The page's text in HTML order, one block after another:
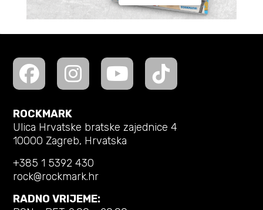
ROCKMARK
Ulica Hrvatske bratske zajednice 4
10000 Zagreb, Hrvatska
+385 1 5392 430
rock@rockmark.hr
RADNO VRIJEME: